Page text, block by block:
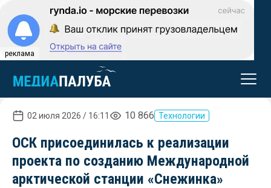
реклама
02 июля 2026 / 16:11 10 866 Технологии
ОСК присоединилась к реализации
проекта по созданию Международной
арктической станции «Снежинка»